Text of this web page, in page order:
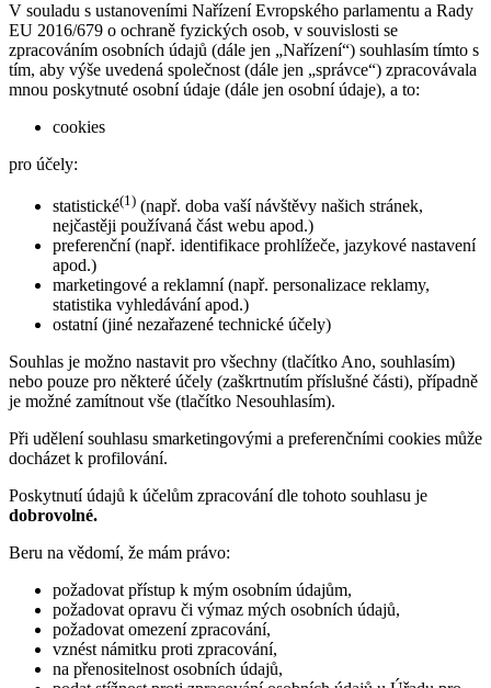
V souladu s ustanoveními Nařízení Evropského parlamentu a Rady
EU 2016/679 o ochraně fyzických osob, v souvislosti se
zpracováním osobních údajů (dále jen „Nařízení“) souhlasím tímto s
tím, aby výše uvedená společnost (dále jen „správce“) zpracovávala
mnou poskytnuté osobní údaje (dále jen osobní údaje), a to:
cookies
pro účely:
statistické(1) (např. doba vaší návštěvy našich stránek,
nejčastěji používaná část webu apod.)
preferenční (např. identifikace prohlížeče, jazykové nastavení
apod.)
marketingové a reklamní (např. personalizace reklamy,
statistika vyhledávání apod.)
ostatní (jiné nezařazené technické účely)
Souhlas je možno nastavit pro všechny (tlačítko Ano, souhlasím)
nebo pouze pro některé účely (zaškrtnutím příslušné části), případně
je možné zamítnout vše (tlačítko Nesouhlasím).
Při udělení souhlasu smarketingovými a preferenčními cookies může
docházet k profilování.
Poskytnutí údajů k účelům zpracování dle tohoto souhlasu je
dobrovolné.
Beru na vědomí, že mám právo:
požadovat přístup k mým osobním údajům,
požadovat opravu či výmaz mých osobních údajů,
požadovat omezení zpracování,
vznést námitku proti zpracování,
na přenositelnost osobních údajů,